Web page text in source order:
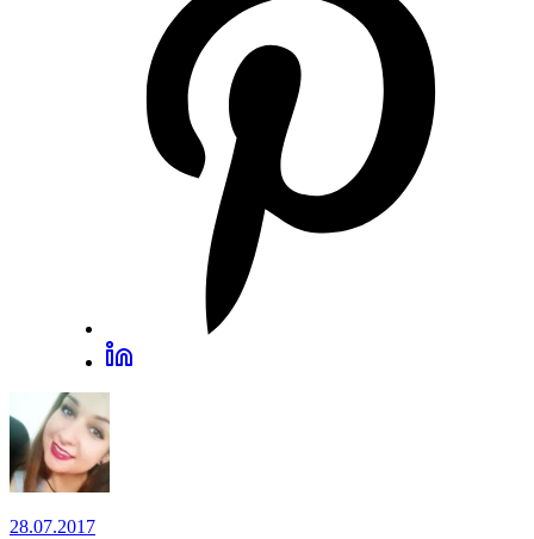
28.07.2017